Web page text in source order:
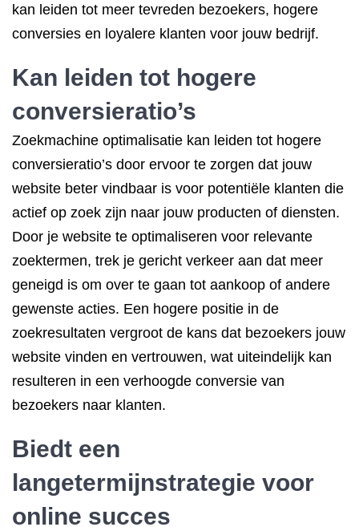
kan leiden tot meer tevreden bezoekers, hogere
conversies en loyalere klanten voor jouw bedrijf.
Kan leiden tot hogere
conversieratio’s
Zoekmachine optimalisatie kan leiden tot hogere
conversieratio’s door ervoor te zorgen dat jouw
website beter vindbaar is voor potentiële klanten die
actief op zoek zijn naar jouw producten of diensten.
Door je website te optimaliseren voor relevante
zoektermen, trek je gericht verkeer aan dat meer
geneigd is om over te gaan tot aankoop of andere
gewenste acties. Een hogere positie in de
zoekresultaten vergroot de kans dat bezoekers jouw
website vinden en vertrouwen, wat uiteindelijk kan
resulteren in een verhoogde conversie van
bezoekers naar klanten.
Biedt een
langetermijnstrategie voor
online succes